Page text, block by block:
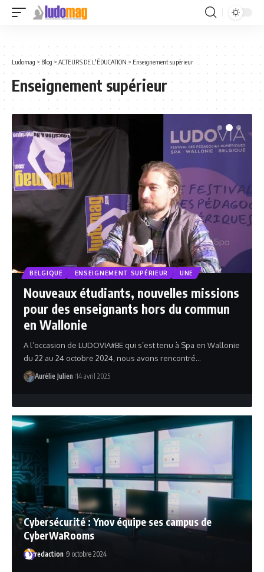
Ludomag > Blog > ACTEURS DE L'ÉDUCATION > Enseignement supérieur
Enseignement supérieur
BELGIQUE ENSEIGNEMENT SUPÉRIEUR UNE
Nouveaux étudiants, nouvelles missions
pour des enseignants hors du commun
en Wallonie
A l’occasion de LUDOVIA#BE qui s’est tenu à Spa en Wallonie
du 22 au 24 octobre 2024, nous avons rencontré…
Aurélie Julien 14 avril 2025
Cybersécurité : Ynov équipe ses campus de
CyberWaRooms
redaction 9 octobre 2024